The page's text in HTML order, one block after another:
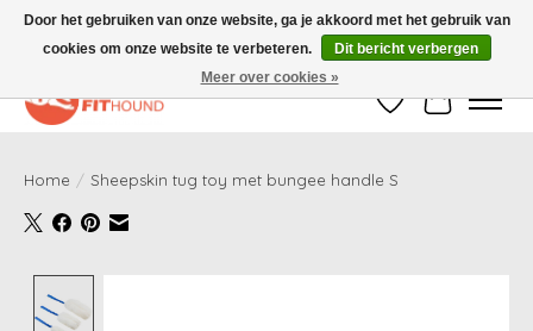
Gratis verzending vanaf €50,-
Verlanglijst
Home / Sheepskin tug toy met bungee handle S
Door het gebruiken van onze website, ga je akkoord met het gebruik van
cookies om onze website te verbeteren.
Dit bericht verbergen
Meer over cookies »